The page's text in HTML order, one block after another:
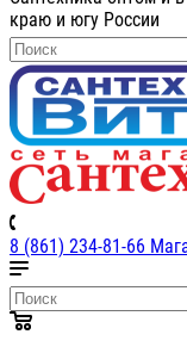
краю и югу России
8 (861) 234-81-66